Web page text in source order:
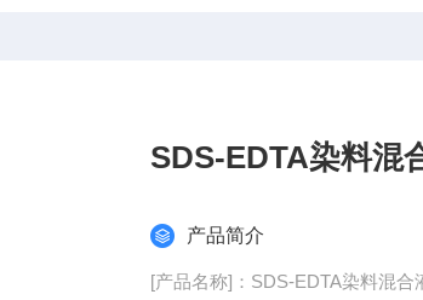
SDS-EDTA染料混
产品简介
[产品名称]：SDS-EDTA染料混合